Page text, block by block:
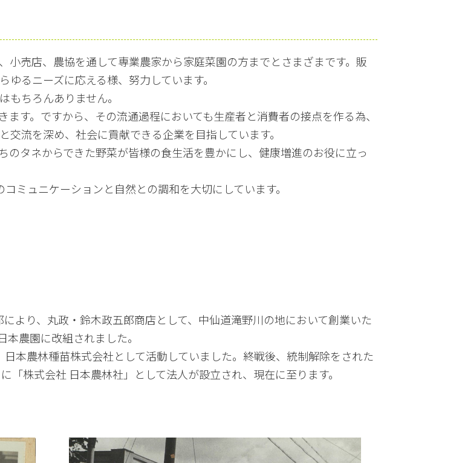
売店、農協を通して専業農家から家庭菜園の方までとさまざまです。販
るニーズに応える様、努力しています。
ちろんありません。
す。ですから、その流通過程においても生産者と消費者の接点を作る為、
流を深め、社会に貢献できる企業を目指しています。
タネからできた野菜が皆様の食生活を豊かにし、健康増進のお役に立っ
ミュニケーションと自然との調和を大切にしています。
より、丸政・鈴木政五郎商店として、中仙道滝野川の地において創業いた
農園に改組されました。
本農林種苗株式会社として活動していました。終戦後、統制解除をされた
株式会社 日本農林社」として法人が設立され、現在に至ります。